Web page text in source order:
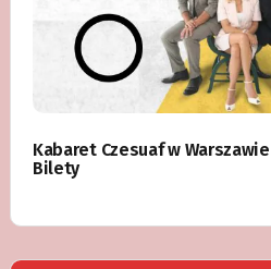
Kabaret Czesuaf w
Bilety